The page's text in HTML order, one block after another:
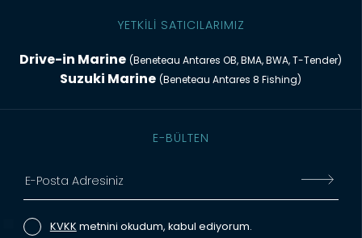
YETKİLİ SATICILARIMIZ
Drive-in Marine (Beneteau Antares OB, BMA, BWA, T-Tender)
Suzuki Marine (Beneteau Antares 8 Fishing)
E-BÜLTEN
KVKK metnini okudum, kabul ediyorum.